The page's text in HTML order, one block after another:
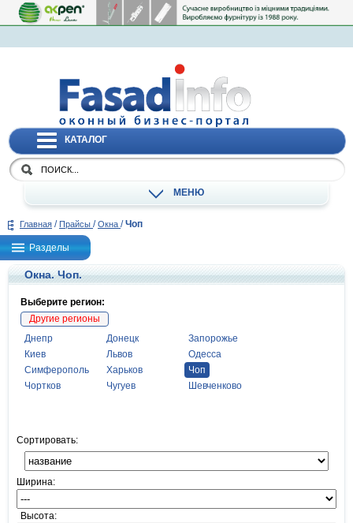
КАТАЛОГ
МЕНЮ
Главная / Прайсы / Окна / Чоп
Разделы
Окна. Чоп.
Выберите регион:
Другие регионы
Днепр
Донецк
Запорожье
Киев
Львов
Одесса
Симферополь
Харьков
Чоп
Чортков
Чугуев Шевченково
Сортировать:
Ширина:
Высота: